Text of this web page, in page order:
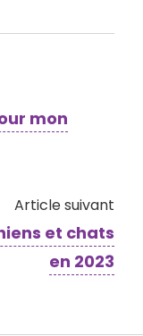
mon
Article suivant
et chats
en 2023